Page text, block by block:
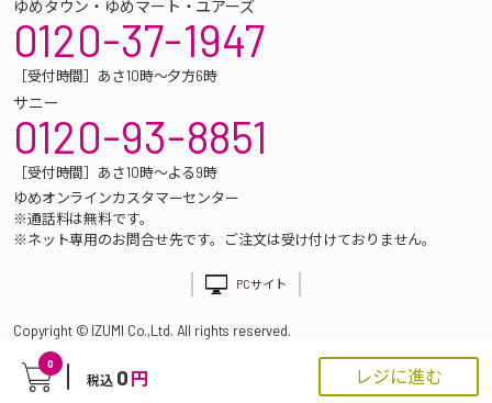
0
税込 0 円 レジに進む
ゆめタウン・ゆめマート・ユアーズ
0120-37-1947
［受付時間］あさ10時～夕方6時
サニー
0120-93-8851
［受付時間］あさ10時～よる9時
ゆめオンラインカスタマーセンター
※通話料は無料です。
※ネット専用のお問合せ先です。ご注文は受け付けておりません。
PCサイト
Copyright © IZUMI Co.,Ltd. All rights reserved.